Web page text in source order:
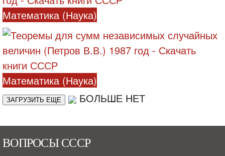
Математика (Наука)
Математика (Наука)
ЗАГРУЗИТЬ ЕЩЕ БОЛЬШЕ НЕТ
ВОПРОСЫ СССР